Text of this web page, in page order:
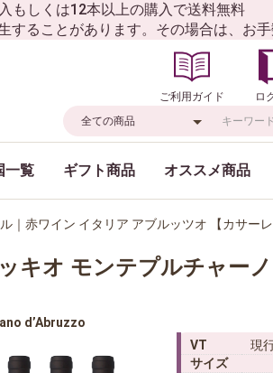
もしくは12本以上の購入で送料無料
ることがあります。その場合は、お手
ご利用ガイド ロ
一覧 ギフト商品 オススメ商品
｜赤ワイン イタリア アブルッツオ 【カサー
キオ モンテプルチャー
d’Abruzzo
VT
現
サイズ